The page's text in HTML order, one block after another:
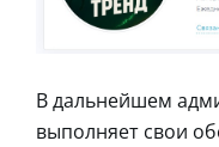
В дальнейшем
выполняет свои